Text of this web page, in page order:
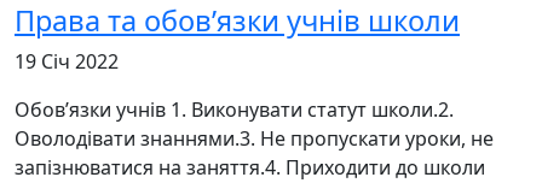
Права та обов’язки учнів школи
19 Січ 2022
Обов’язки учнів 1. Виконувати статут школи.2.
Оволодівати знаннями.3. Не пропускати уроки, не
запізнюватися на заняття.4. Приходити до школи